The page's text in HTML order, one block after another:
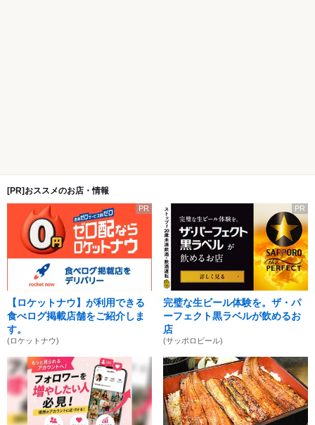
[PR]おススメのお店・情報
PR
【ロケットナウ】が利用できる
食べログ掲載店舗をご紹介しま
す。
(ロケットナウ)
PR
完璧な生ビール体験を。ザ・パ
ーフェクト黒ラベルが飲めるお
店
(サッポロビール)